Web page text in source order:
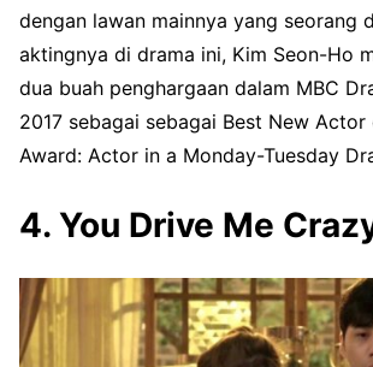
dengan lawan mainnya yang seorang
aktingnya di drama ini, Kim Seon-Ho
dua buah penghargaan dalam MBC
2017 sebagai sebagai Best New Actor
Award: Actor in a Monday-Tuesday
4. You Drive Me